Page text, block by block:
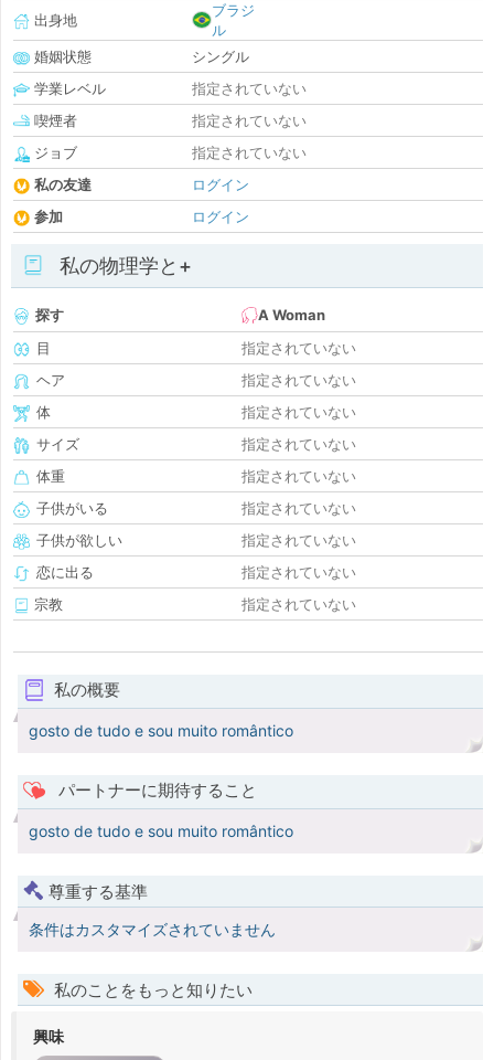
出身地
ブラジ
ル
婚姻状態
シングル
学業レベル
指定されていない
喫煙者
指定されていない
ジョブ
指定されていない
私の友達
ログイン
参加
ログイン
私の物理学と+
探す
A Woman
目
指定されていない
ヘア
指定されていない
体
指定されていない
サイズ
指定されていない
体重
指定されていない
子供がいる
指定されていない
子供が欲しい
指定されていない
恋に出る
指定されていない
宗教
指定されていない
私の概要
gosto de tudo e sou muito romântico
パートナーに期待すること
gosto de tudo e sou muito romântico
尊重する基準
条件はカスタマイズされていません
私のことをもっと知りたい
興味